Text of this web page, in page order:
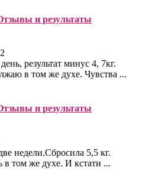
и результаты
результат минус 4, 7кг.
в том же духе. Чувства ...
и результаты
недели.Сбросила 5,5 кг.
том же духе. И кстати ...